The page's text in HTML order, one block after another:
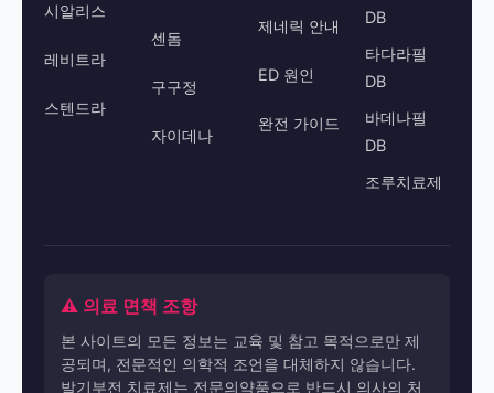
시알리스
레비트라
스텐드라
센돔
구구정
자이데나
제네릭 안내
ED 원인
완전 가이드
DB
타다라필
DB
바데나필
DB
조루치료제
⚠️ 의료 면책 조항
본 사이트의 모든 정보는 교육 및 참고 목적으로만 제
공되며, 전문적인 의학적 조언을 대체하지 않습니다.
발기부전 치료제는 전문의약품으로 반드시 의사의 처